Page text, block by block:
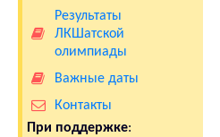
Результаты
ЛКШатской
олимпиады
Важные даты
Контакты
При поддержке: